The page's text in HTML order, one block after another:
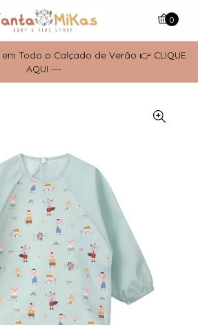
Todo o Calçado de Verão 👉 CLIQUE
AQUI ---
0